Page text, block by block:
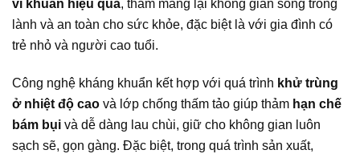
vi khuẩn hiệu quả, thảm mang lại không gian sống trong
lành và an toàn cho sức khỏe, đặc biệt là với gia đình có
trẻ nhỏ và người cao tuổi.
Công nghệ kháng khuẩn kết hợp với quá trình khử trùng
ở nhiệt độ cao và lớp chống thấm tảo giúp thảm hạn chế
bám bụi và dễ dàng lau chùi, giữ cho không gian luôn
sạch sẽ, gọn gàng. Đặc biệt, trong quá trình sản xuất,